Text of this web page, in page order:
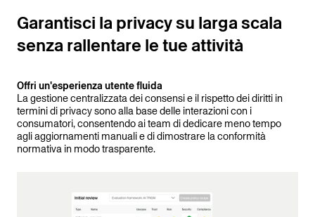
Garantisci la privacy su larga scala
senza rallentare le tue attività
Offri un'esperienza utente fluida
La gestione centralizzata dei consensi e il rispetto dei diritti in
termini di privacy sono alla base delle interazioni con i
consumatori, consentendo ai team di dedicare meno tempo
agli aggiornamenti manuali e di dimostrare la conformità
normativa in modo trasparente.